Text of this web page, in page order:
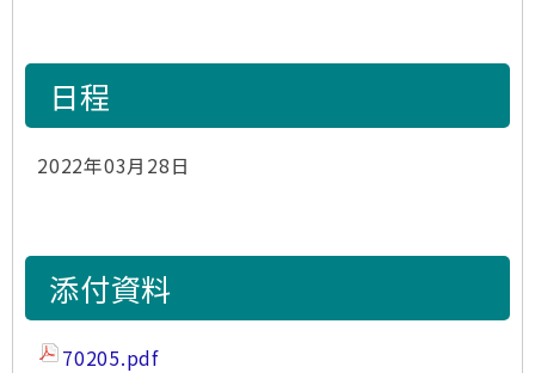
日程
2022年03月28日
添付資料
70205.pdf